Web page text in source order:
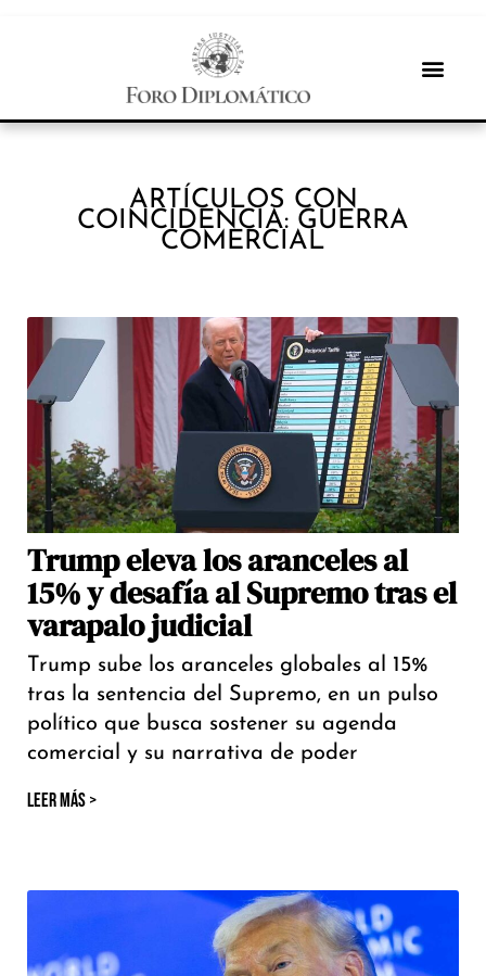
ARTÍCULOS CON
COINCIDENCIA: GUERRA
COMERCIAL
Trump eleva los aranceles al
15% y desafía al Supremo tras el
varapalo judicial
Trump sube los aranceles globales al 15%
tras la sentencia del Supremo, en un pulso
político que busca sostener su agenda
comercial y su narrativa de poder
LEER MÁS >